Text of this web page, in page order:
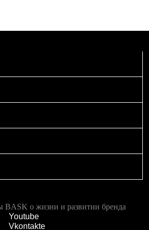
о жизни и развитии бренда
Youtube
Vkontakte